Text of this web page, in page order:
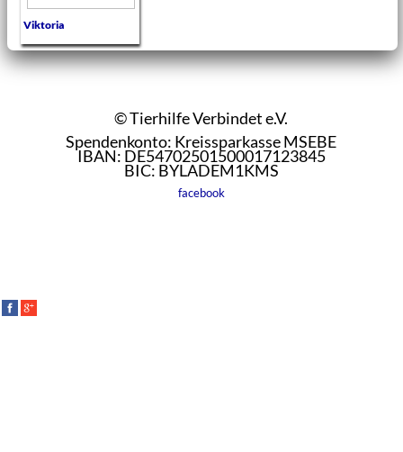
Viktoria
© Tierhilfe Verbindet e.V.
Spendenkonto: Kreissparkasse MSEBE
IBAN: DE54702501500017123845
BIC: BYLADEM1KMS
facebook